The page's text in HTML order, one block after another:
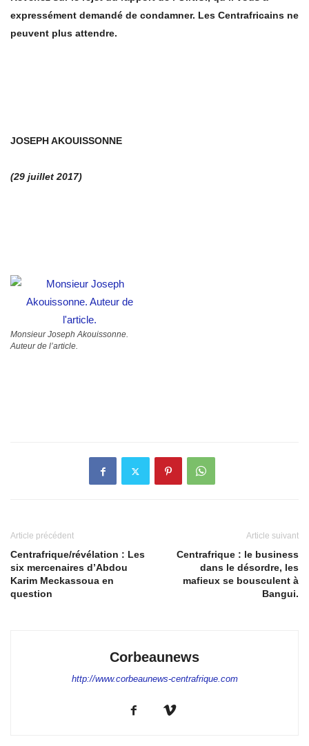
expressément demandé de condamner. Les Centrafricains ne
peuvent plus attendre.
JOSEPH AKOUISSONNE
(29 juillet 2017)
Monsieur Joseph Akouissonne.
Auteur de l’article.
Article précédent
Centrafrique/révélation : Les
six mercenaires d’Abdou
Karim Meckassoua en
question
Article suivant
Centrafrique : le business
dans le désordre, les
mafieux se bousculent à
Bangui.
Corbeaunews
http://www.corbeaunews-centrafrique.com